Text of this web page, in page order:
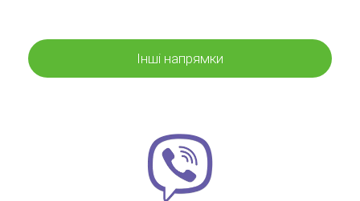
Інші напрямки